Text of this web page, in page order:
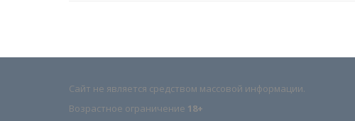
Сайт не является средством массовой информации.
Возрастное ограничение 18+